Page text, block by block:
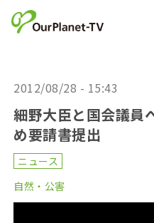
2012/08/28 - 15:43
細野大臣と国会議員
め要請書提出
ニュース
自然・公害